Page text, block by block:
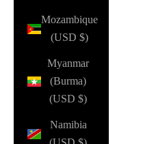
Mozambique
(USD $)
Myanmar
(Burma)
(USD $)
Namibia